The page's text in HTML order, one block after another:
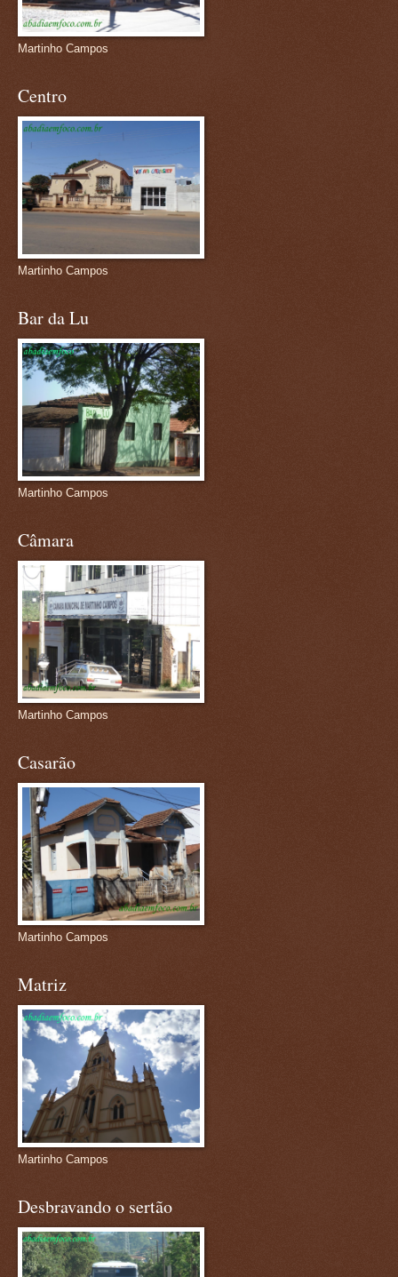
Martinho Campos
Centro
Martinho Campos
Bar da Lu
Martinho Campos
Câmara
Martinho Campos
Casarão
Martinho Campos
Matriz
Martinho Campos
Desbravando o sertão